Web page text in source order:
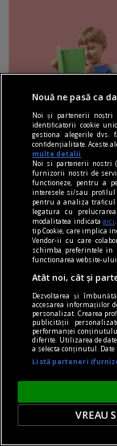
cititori
„Insula” care
mic o
O comunitate
mare sau de
intenție clară,
Nouă ne pasă ca
Noi și partenerii noștri
identificatorii cookie
gestiona alegerile
confidențialitate. Aceste
multe detalii
Noi si partenerii nostri
furnizorii nostri de
functioneze, pentru a
interesele si/sau profilul
pentru a analiza traficul
legatura cu
modalitatea indicataaici
tip Cookie, care implica
Vendor-ii cu care
schimba preferintele in
functionarea website-ului.
Atât noi, cât și
Dezvoltarea și
accesarea informațiilor
personalizat. Crearea
publicității
performanței
diferite. Utilizarea de
a selecta conținutul.
Listă parteneri
VREAU